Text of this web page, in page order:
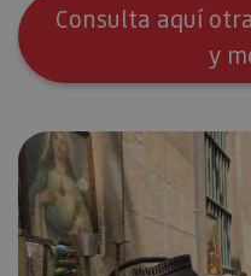
Consulta aquí
y